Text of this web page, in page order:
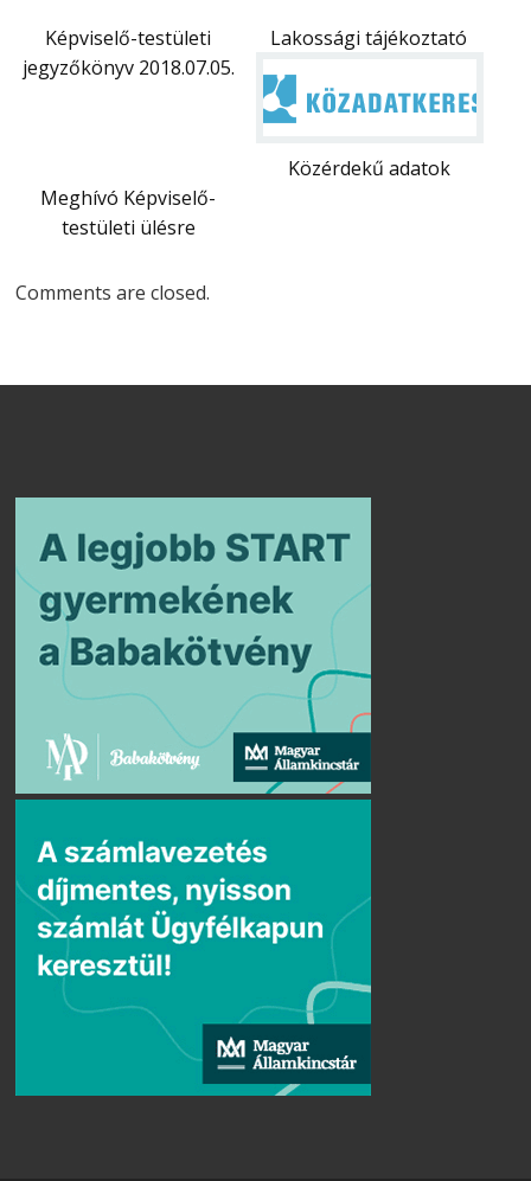
Képviselő-testületi
jegyzőkönyv 2018.07.05.
Lakossági tájékoztató
Közérdekű adatok
Meghívó Képviselő-
testületi ülésre
Comments are closed.